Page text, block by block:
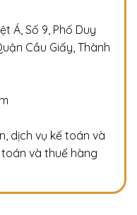
Á, Số 9, Phố Duy
Cầu Giấy, Thành
dịch vụ kế toán và
và thuế hàng